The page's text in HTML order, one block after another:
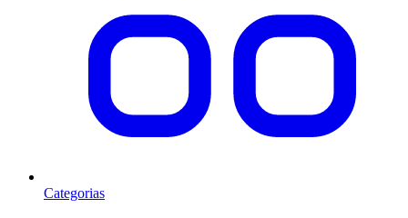
Categorias